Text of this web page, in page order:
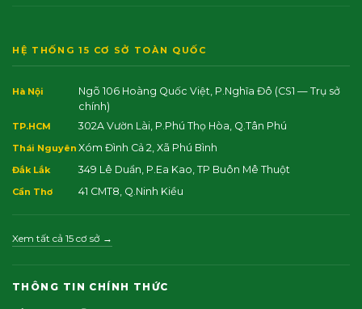
HỆ THỐNG 15 CƠ SỞ TOÀN QUỐC
Hà Nội Ngõ 106 Hoàng Quốc Việt, P.Nghĩa Đô (CS1 — Trụ sở
chính)
TP.HCM 302A Vườn Lài, P.Phú Thọ Hòa, Q.Tân Phú
Thái Nguyên Xóm Đình Cả 2, Xã Phú Bình
Đắk Lắk 349 Lê Duẩn, P.Ea Kao, TP Buôn Mê Thuột
Cần Thơ 41 CMT8, Q.Ninh Kiều
Xem tất cả 15 cơ sở →
THÔNG TIN CHÍNH THỨC